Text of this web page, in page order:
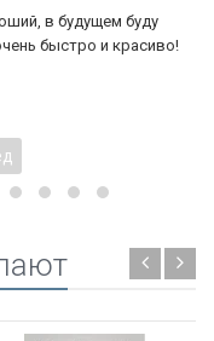
в будущем буду
быстро и красиво!